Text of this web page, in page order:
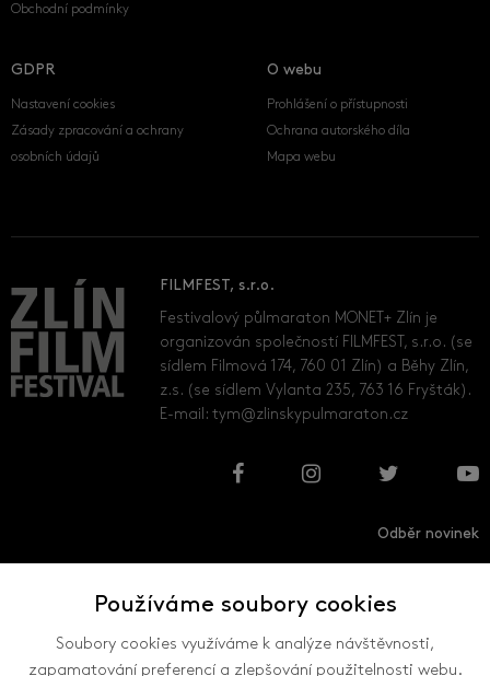
Obchodní podmínky
GDPR
Nastavení cookies
Zásady zpracování a ochrany
osobních údajů
O webu
Prohlášení o přístupnosti
Ochrana autorského díla
Mapa webu
FILMFEST, s.r.o.
Festivalový půlmaraton MONET+ Zlín je
organizován společností FILMFEST, s.r.o. (se
sídlem Filmová 174, 760 01 Zlín) a Běhy Zlín,
z.s. (se sídlem Vylanta 235, 763 16 Fryšták).
E-mail:tym@zlinskypulmaraton.cz
Odběr novinek
Používáme soubory cookies
Soubory cookies využíváme k analýze návštěvnosti,
zapamatování preferencí a zlepšování použitelnosti webu.